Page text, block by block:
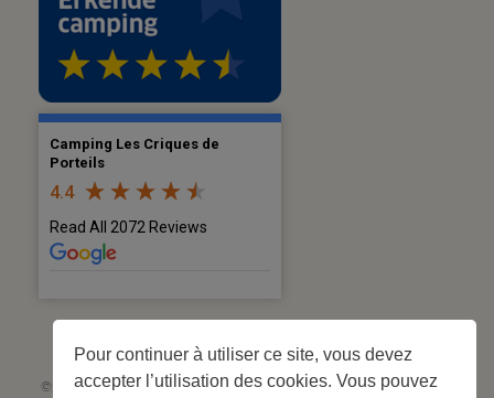
Pour continuer à utiliser ce site, vous devez
accepter l’utilisation des cookies. Vous pouvez
Camping Les Criques de
Porteils
4.4
Read All 2072 Reviews
©2026 Les Criques de Porteils | SIRET: 539 925 636 00026 - Classement 5